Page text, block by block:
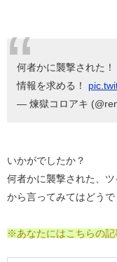
何者かに襲撃された！
情報を求める！
— 煉獄コロアキ
いかがでしたか？
何者かに襲撃された、
から言ってみてはどうで
※あなたにはこちらの記